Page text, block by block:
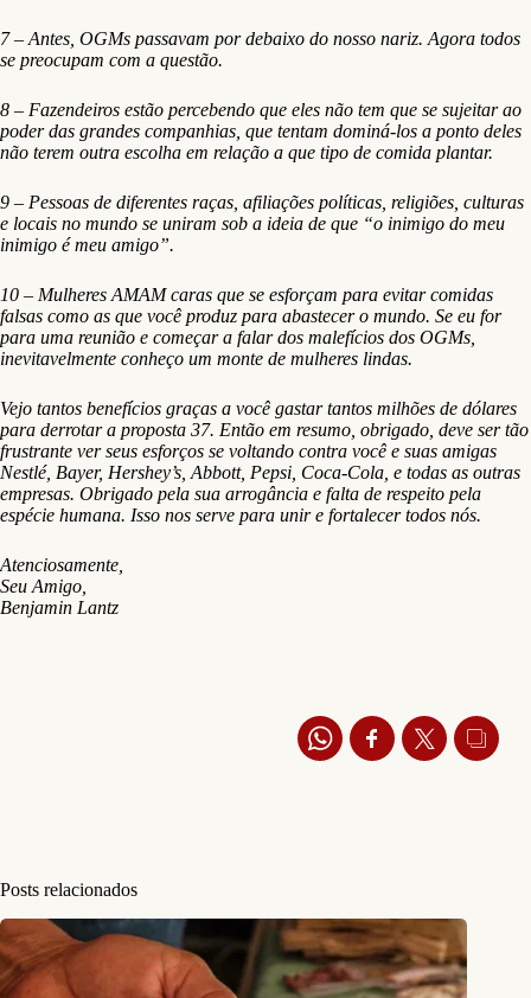
7 – Antes, OGMs passavam por debaixo do nosso nariz. Agora todos
se preocupam com a questão.
8 – Fazendeiros estão percebendo que eles não tem que se sujeitar ao
poder das grandes companhias, que tentam dominá-los a ponto deles
não terem outra escolha em relação a que tipo de comida plantar.
9 – Pessoas de diferentes raças, afiliações políticas, religiões, culturas
e locais no mundo se uniram sob a ideia de que “o inimigo do meu
inimigo é meu amigo”.
10 – Mulheres AMAM caras que se esforçam para evitar comidas
falsas como as que você produz para abastecer o mundo. Se eu for
para uma reunião e começar a falar dos malefícios dos OGMs,
inevitavelmente conheço um monte de mulheres lindas.
Vejo tantos benefícios graças a você gastar tantos milhões de dólares
para derrotar a proposta 37. Então em resumo, obrigado, deve ser tão
frustrante ver seus esforços se voltando contra você e suas amigas
Nestlé, Bayer, Hershey’s, Abbott, Pepsi, Coca-Cola, e todas as outras
empresas. Obrigado pela sua arrogância e falta de respeito pela
espécie humana. Isso nos serve para unir e fortalecer todos nós.
Atenciosamente,
Seu Amigo,
Benjamin Lantz
Posts relacionados